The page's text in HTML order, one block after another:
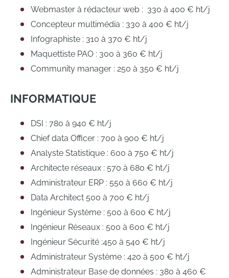
Webmaster à rédacteur web : 330 à 400 € ht/j
Concepteur multimédia : 330 à 400 € ht/j
Infographiste : 310 à 370 € ht/j
Maquettiste PAO : 300 à 360 € ht/j
Community manager : 250 à 350 € ht/j
INFORMATIQUE
DSI : 780 à 940 € ht/j
Chief data Officer : 700 à 900 € ht/j
Analyste Statistique : 600 à 750 € ht/j
Architecte réseaux : 570 à 680 € ht/j
Administrateur ERP : 550 à 660 € ht/j
Data Architect 500 à 700 € ht/j
Ingénieur Système : 500 à 600 € ht/j
Ingénieur Réseaux : 500 à 600 € ht/j
Ingénieur Sécurité :450 à 540 € ht/j
Administrateur Système : 420 à 500 € ht/j
Administrateur Base de données : 380 à 460 €